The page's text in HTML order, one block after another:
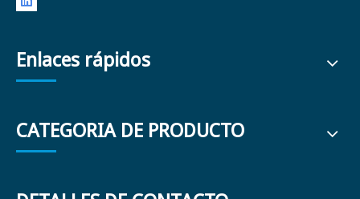
Enlaces rápidos
CATEGORIA DE PRODUCTO